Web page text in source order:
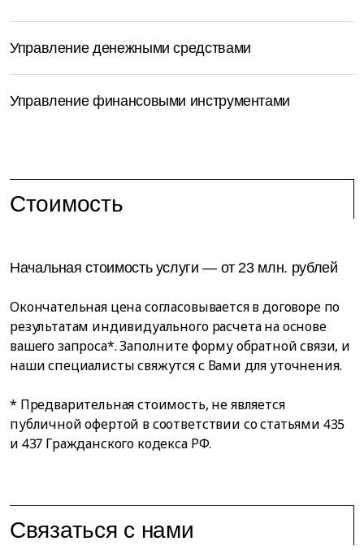
Управление денежными средствами
Управление финансовыми инструментами
Стоимость
Начальная стоимость услуги — от 23 млн. рублей
Окончательная цена согласовывается в договоре по
результатам индивидуального расчета на основе
вашего запроса*. Заполните форму обратной связи, и
наши специалисты свяжутся с Вами для уточнения.
* Предварительная стоимость, не является
публичной офертой в соответствии со статьями 435
и 437 Гражданского кодекса РФ.
Связаться с нами